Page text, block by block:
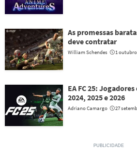
As promessas
deve contratar
William Schendes 1 outubro
EA FC 25:
2024, 2025 e 2026
Adriano Camargo 27